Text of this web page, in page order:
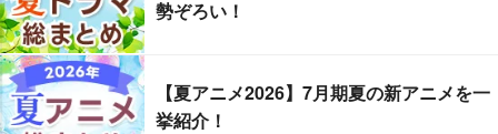
勢ぞろい！
【夏アニメ2026】7月期夏の新アニメを一
挙紹介！